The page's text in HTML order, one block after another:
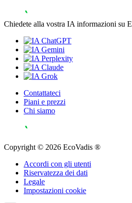
Chiedete alla vostra IA informazioni su
Contattateci
Piani e prezzi
Chi siamo
Copyright © 2026 EcoVadis ®
Accordi con gli utenti
Riservatezza dei dati
Legale
Impostazioni cookie